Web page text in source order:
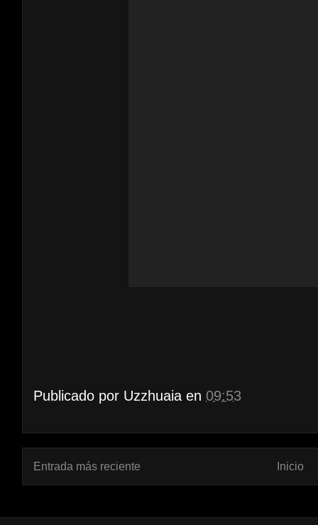
Publicado por Uzzhuaia en 09:53
Entrada más reciente Inicio